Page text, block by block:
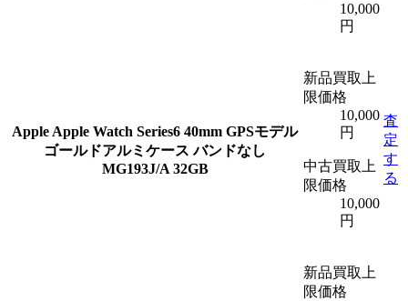
10,000
円
Apple Apple Watch Series6 40mm GPSモデル
ゴールドアルミケース バンドなし
MG193J/A 32GB
新品買取上
限価格
10,000
円
中古買取上
限価格
10,000
円
査
定
す
る
新品買取上
限価格